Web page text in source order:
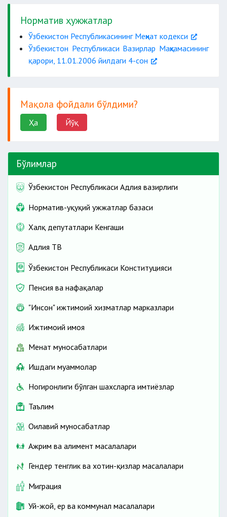
ва жиҳозни таъмирлаш юзасидан иш
касаначига фойдаланиш учун берилган
ускуналар
инвентаризациядан ўтказиш
Норматив ҳужжатлар
Ўзбекистон Республикасининг Меҳнат кодекси
Ўзбекистон Республикаси Вазирлар Маҳкамасининг
қарори, 11.01.2006 йилдаги 4-сон
Мақола фойдали бўлдими?
Ҳа Йўқ
Бўлимлар
Ўзбекистон Республикаси Адлия вазирлиги
Норматив-ҳуқуқий ҳужжатлар базаси
Халқ депутатлари Кенгаши
Адлия ТВ
Ўзбекистон Республикаси Конституцияси
Пенсия ва нафақалар
"Инсон" ижтимоий хизматлар марказлари
Ижтимоий ҳимоя
Меҳнат муносабатлари
Ишдаги муаммолар
Ногиронлиги бўлган шахсларга имтиёзлар
Таълим
Оилавий муносабатлар
Ажрим ва алимент масалалари
Гендер тенглик ва хотин-қизлар масалалари
Миграция
Уй-жой, ер ва коммунал масалалари